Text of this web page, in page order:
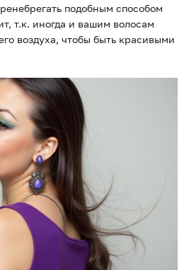
подобным способом
т.к. иногда и вашим волосам
воздуха, чтобы быть красивыми